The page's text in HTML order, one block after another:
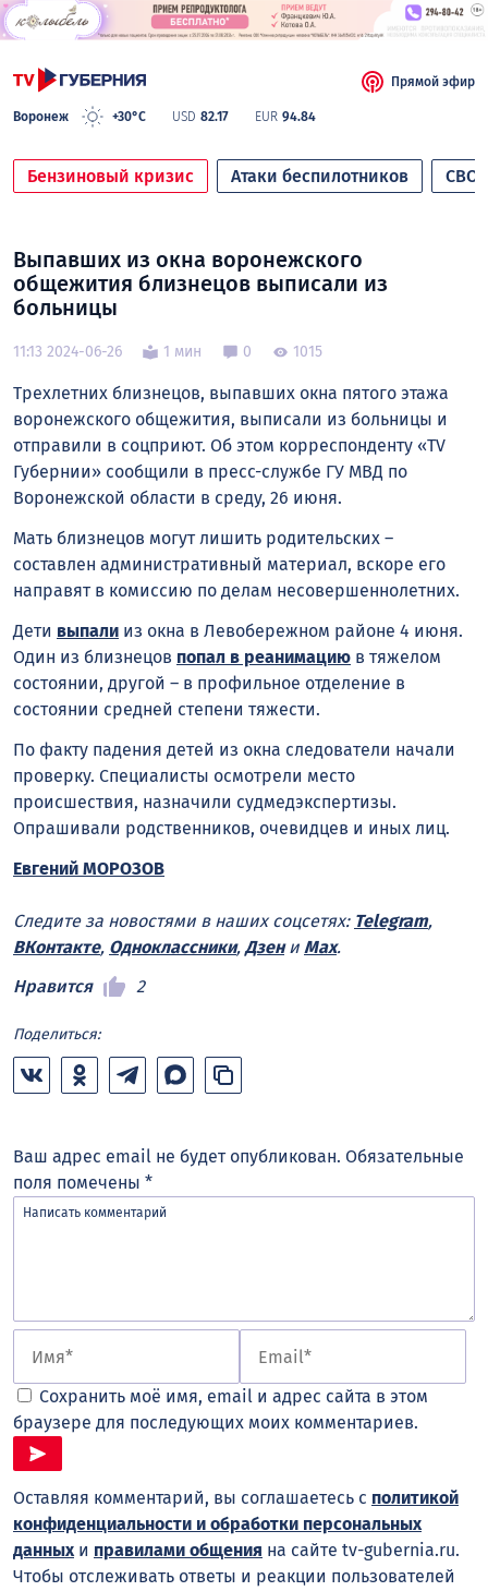
Воронеж +30°C USD 82.17 EUR 94.84
Прямой эфир
Бензиновый кризис Атаки беспилотников СВО
Выпавших из окна воронежского
общежития близнецов выписали из
больницы
11:13 2024-06-26 1 мин 0 1015
Трехлетних близнецов, выпавших окна пятого этажа
воронежского общежития, выписали из больницы и
отправили в соцприют. Об этом корреспонденту «TV
Губернии» сообщили в пресс-службе ГУ МВД по
Воронежской области в среду, 26 июня.
Мать близнецов могут лишить родительских –
составлен административный материал, вскоре его
направят в комиссию по делам несовершеннолетних.
Дети выпали из окна в Левобережном районе 4 июня.
Один из близнецов попал в реанимацию в тяжелом
состоянии, другой – в профильное отделение в
состоянии средней степени тяжести.
По факту падения детей из окна следователи начали
проверку. Специалисты осмотрели место
происшествия, назначили судмедэкспертизы.
Опрашивали родственников, очевидцев и иных лиц.
Евгений МОРОЗОВ
Следите за новостями в наших соцсетях: Telegram,
ВКонтакте, Одноклассники, Дзени Max.
Нравится
2
Поделиться:
Ваш адрес email не будет опубликован. Обязательные
поля помечены *
Сохранить моё имя, email и адрес сайта в этом
браузере для последующих моих комментариев.
Оставляя комментарий, вы соглашаетесь с политикой
конфиденциальности и обработки персональных
данныхи правилами общения на сайте tv-gubernia.ru.
Чтобы отслеживать ответы и реакции пользователей